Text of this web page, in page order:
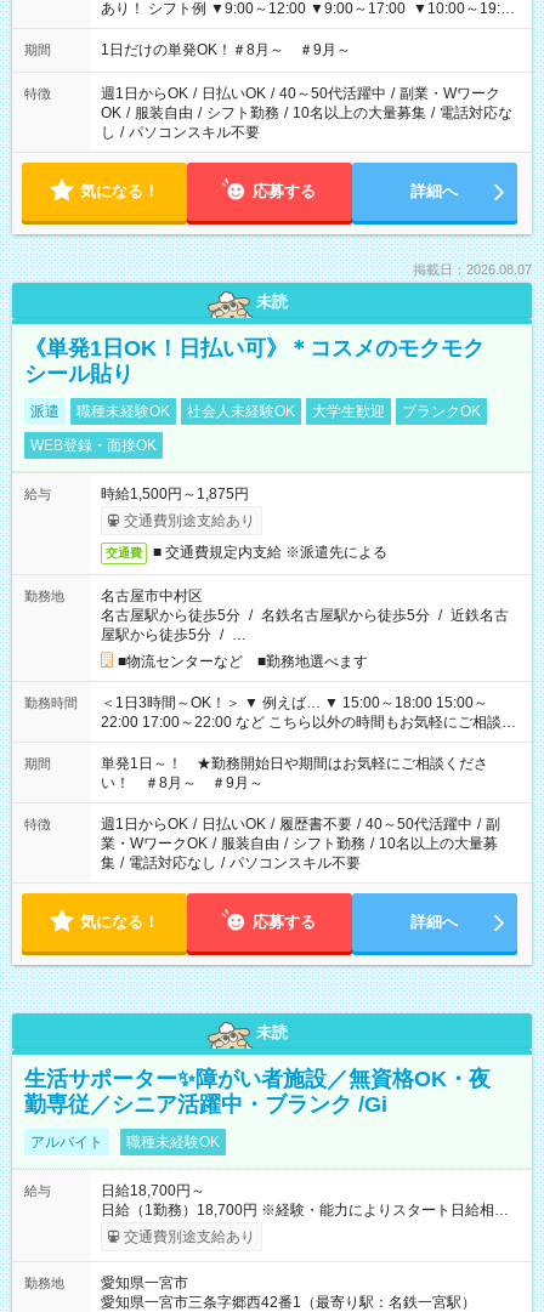
あり！ シフト例 ▼9:00～12:00 ▼9:00～17:00 ▼10:00～19:00
▼18:00～21:00
期間 1日だけの単発OK！＃8月～ ＃9月～
特徴 週1日からOK / 日払いOK / 40～50代活躍中 / 副業・Wワーク
OK / 服装自由 / シフト勤務 / 10名以上の大量募集 / 電話対応な
し / パソコンスキル不要
気になる！ 応募する 詳細へ
掲載日：2026.08.07
未読
《単発1日OK！日払い可》＊コスメのモクモク
シール貼り
派遣 職種未経験OK 社会人未経験OK 大学生歓迎
ブランクOK
WEB登録・面接OK
給与
時給1,500円～1,875円
交通費別途支給あり
交通費 ■ 交通費規定内支給 ※派遣先による
勤務地
名古屋市中村区
名古屋駅から徒歩5分 / 名鉄名古屋駅から徒歩5分 / 近鉄名古
屋駅から徒歩5分 / …
■物流センターなど ■勤務地選べます
勤務時間
＜1日3時間～OK！＞ ▼ 例えば… ▼ 15:00～18:00 15:00～
22:00 17:00～22:00 など こちら以外の時間もお気軽にご相談く
ださい！
期間
単発1日～！ ★勤務開始日や期間はお気軽にご相談くださ
い！ ＃8月～ ＃9月～
特徴 週1日からOK / 日払いOK / 履歴書不要 / 40～50代活躍中 / 副
業・WワークOK / 服装自由 / シフト勤務 / 10名以上の大量募
集 / 電話対応なし / パソコンスキル不要
気になる！ 応募する 詳細へ
未読
生活サポーター✨障がい者施設／無資格OK・夜
勤専従／シニア活躍中・ブランク /Gi
アルバイト 職種未経験OK
給与
日給18,700円～
日給（1勤務）18,700円 ※経験・能力によりスタート日給相談
可・昇給可 【試用期間】試用期間あり 試用期間の長さ：3ヶ月
雇用形態、給与は本採用時と同じです。
交通費別途支給あり
勤務地
愛知県一宮市
愛知県一宮市三条字郷西42番1（最寄り駅：名鉄一宮駅）